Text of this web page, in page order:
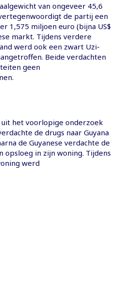
van ongeveer 45,6
de partij een
1,575 miljoen euro (bijna US$
markt. Tijdens verdere
werd ook een zwart Uzi-
Beide verdachten
geen
het voorlopige onderzoek
de drugs naar Guyana
de Guyanese verdachte de
opsloeg in zijn woning. Tijdens
werd